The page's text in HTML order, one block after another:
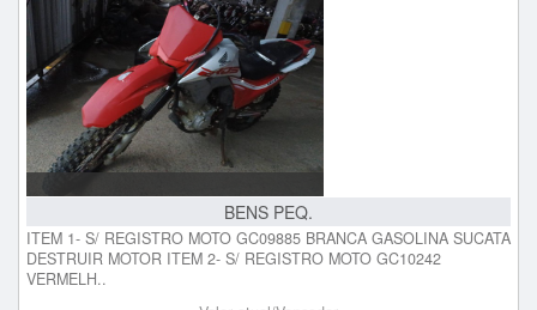
BENS PEQ.
ITEM 1- S/ REGISTRO MOTO GC09885 BRANCA GASOLINA SUCATA
DESTRUIR MOTOR ITEM 2- S/ REGISTRO MOTO GC10242
VERMELH..